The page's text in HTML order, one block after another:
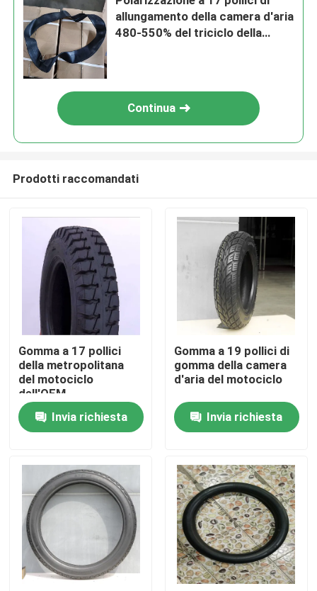
Prodotti
Chi siamo
Fatory Tour
Controllo di qualità
Contattaci
allungamento della camera d'aria
480-550% del triciclo della
Continua
Prodotti raccomandati
Gomma a 17 pollici
della metropolitana
del motociclo
dell'OEM
Invia richiesta
Gomma a 19 pollici di
gomma della camera
d'aria del motociclo
Invia richiesta